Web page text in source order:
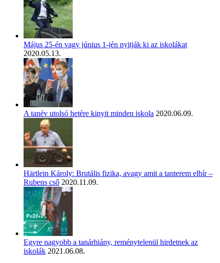
Május 25-én vagy június 1-jén nyitják ki az iskolákat
2020.05.13.
A tanév utolsó hetére kinyit minden iskola 2020.06.09.
Härtlein Károly: Brutális fizika, avagy amit a tanterem elbír –
Rubens cső 2020.11.09.
Egyre nagyobb a tanárhiány, reménytelenül hirdetnek az
iskolák 2021.06.08.